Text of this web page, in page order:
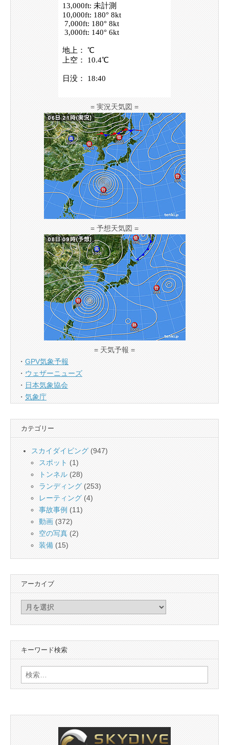
= 実況天気図 =
= 予想天気図 =
= 天気予報 =
・ GPV気象予報
・ ウェザーニューズ
・ 日本気象協会
・ 気象庁
カテゴリー
スカイダイビング (947)
スポット (1)
トンネル (28)
ランディング(253)
レーティング(4)
事故事例 (11)
動画 (372)
空の写真 (2)
装備 (15)
アーカイブ
イ
キーワード検索
検
索: